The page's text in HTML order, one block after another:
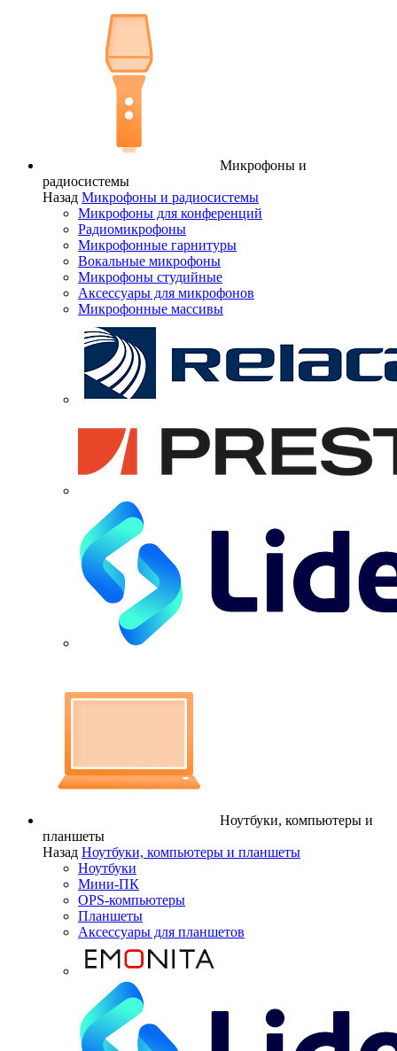
Микрофоны и
радиосистемы
Назад Микрофоны и радиосистемы
Микрофоны для конференций
Радиомикрофоны
Микрофонные гарнитуры
Вокальные микрофоны
Микрофоны студийные
Аксессуары для микрофонов
Микрофонные массивы
Ноутбуки, компьютеры и
планшеты
Назад Ноутбуки, компьютеры и планшеты
Ноутбуки
Мини-ПК
OPS-компьютеры
Планшеты
Аксессуары для планшетов